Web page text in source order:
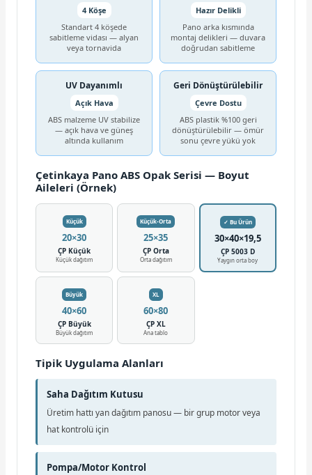
4 Köşe
Standart 4 köşede
sabitleme vidası — alyan
veya tornavida
Hazır Delikli
Pano arka kısmında
montaj delikleri — duvara
doğrudan sabitleme
UV Dayanımlı
Açık Hava
ABS malzeme UV stabilize
— açık hava ve güneş
altında kullanım
Geri Dönüştürülebilir
Çevre Dostu
ABS plastik %100 geri
dönüştürülebilir — ömür
sonu çevre yükü yok
Çetinkaya Pano ABS Opak Serisi — Boyut
Aileleri (Örnek)
Küçük
20×30
ÇP Küçük
Küçük dağıtım
Küçük-Orta
25×35
ÇP Orta
Orta dağıtım
✓ Bu Ürün
30×40×19,5
ÇP 5003 D
Yaygın orta boy
Büyük
40×60
ÇP Büyük
Büyük dağıtım
XL
60×80
ÇP XL
Ana tablo
Tipik Uygulama Alanları
Saha Dağıtım Kutusu
Üretim hattı yan dağıtım panosu — bir grup motor veya
hat kontrolü için
Pompa/Motor Kontrol